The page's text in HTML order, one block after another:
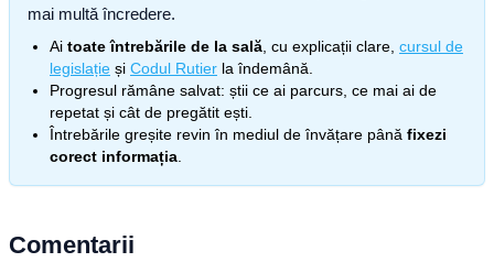
mai multă încredere.
Ai toate întrebările de la sală , cu explicații clare, cursul de
legislație și Codul Rutier la îndemână.
Progresul rămâne salvat: știi ce ai parcurs, ce mai ai de
repetat și cât de pregătit ești.
Întrebările greșite revin în mediul de învățare până fixezi
corect informația
Comentarii